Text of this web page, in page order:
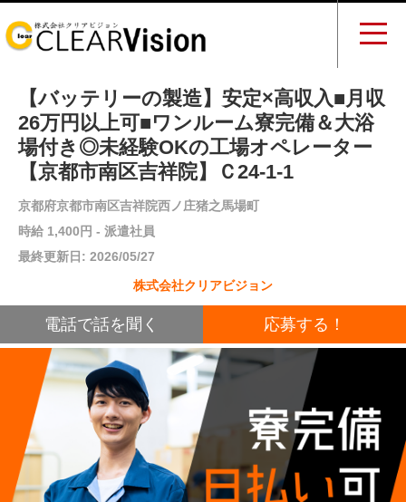
【バッテリーの製造】安定×高収入■月収
26万円以上可■ワンルーム寮完備＆大浴
場付き◎未経験OKの工場オペレーター
【京都市南区吉祥院】Ｃ24-1-1
京都府京都市南区吉祥院西ノ庄猪之馬場町
時給 1,400円 - 派遣社員
最終更新日: 2026/05/27
株式会社クリアビジョン
電話で話を聞く 応募する！